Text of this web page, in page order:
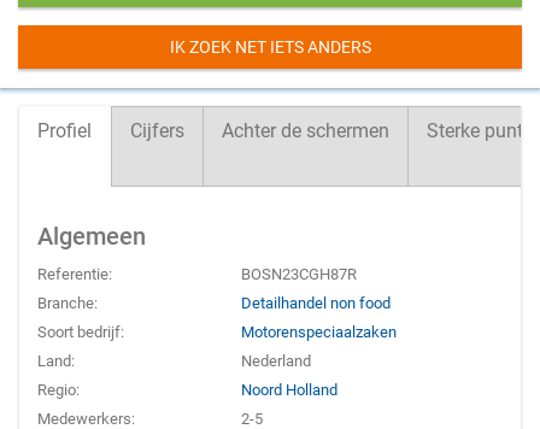
IK ZOEK NET IETS ANDERS
Profiel Cijfers Achter de schermen Sterke
Algemeen
Referentie:
BOSN23CGH87R
Branche:
Detailhandel non food
Soort bedrijf:
Motorenspeciaalzaken
Land:
Nederland
Regio:
Noord Holland
Medewerkers:
2-5